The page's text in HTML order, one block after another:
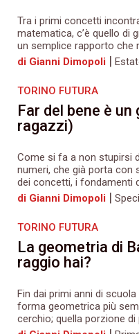
Tra i primi concetti
matematica, c’è quello di
un semplice rapporto che
di Gianni Dimopoli |
TORINO FUTURA
Far del bene è
ragazzi)
Come si fa a non stupirsi
numeri, che già porta con
dei concetti, i fondamenti
di Gianni Dimopoli |
TORINO FUTURA
La geometria di
raggio hai?
Fin dai primi anni di
forma geometrica più
cerchio; quella porzione di